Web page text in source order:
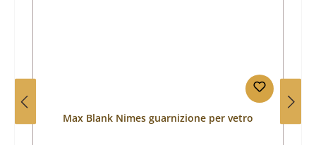
Max Blank Nimes guarnizione per vetro